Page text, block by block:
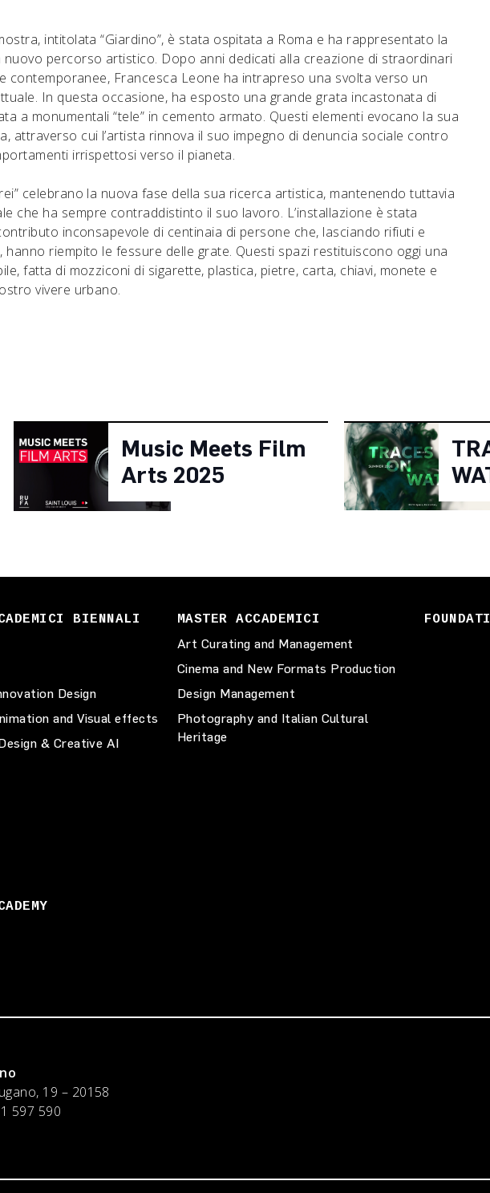
intitolata “Giardino”, è stata ospitata a Roma e ha rappresentato la
nuovo percorso artistico. Dopo anni dedicati alla creazione di straordinari
contemporanee, Francesca Leone ha intrapreso una svolta verso un
In questa occasione, ha esposto una grande grata incastonata di
a monumentali “tele” in cemento armato. Questi elementi evocano la sua
attraverso cui l’artista rinnova il suo impegno di denuncia sociale contro
irrispettosi verso il pianeta.
celebrano la nuova fase della sua ricerca artistica, mantenendo tuttavia
che ha sempre contraddistinto il suo lavoro. L’installazione è stata
inconsapevole di centinaia di persone che, lasciando rifiuti e
hanno riempito le fessure delle grate. Questi spazi restituiscono oggi una
fatta di mozziconi di sigarette, plastica, pietre, carta, chiavi, monete e
vivere urbano.
Music Meets Film
Arts 2025
BIENNALI
Design
and Visual effects
& Creative AI
MASTER ACCADEMICI
Art Curating and Management
Cinema and New Formats Production
Design Management
Photography and Italian Cultural
Heritage
19 – 20158
597 590